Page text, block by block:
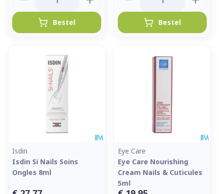
Bestel Bestel
Isdin
Isdin Si Nails Soins
Ongles 8ml
Eye Care
Eye Care Nourishing
Cream Nails & Cuticules
5ml